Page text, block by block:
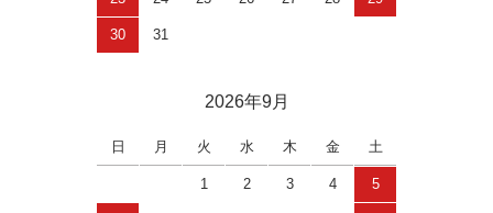
30 31
2026年9月
日 月 火 水 木 金 土
1 2 3 4 5